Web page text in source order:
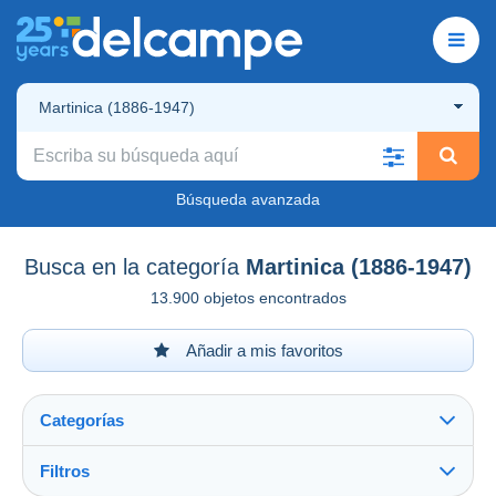
Martinica (1886-1947)
Búsqueda avanzada
Busca en la categoría Martinica (1886-1947)
13.900 objetos encontrados
Añadir a mis favoritos
Categorías
Filtros